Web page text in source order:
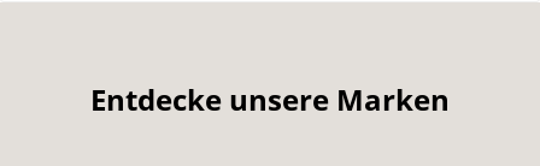
Entdecke unsere Marken